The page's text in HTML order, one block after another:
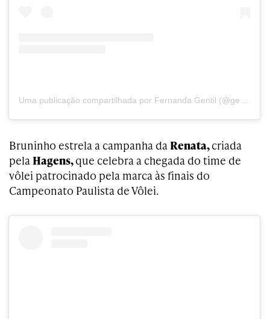
Bruninho estrela a campanha da Renata,criada
pela Hagens,que celebra a chegada do time de
vôlei patrocinado pela marca às finais do
Campeonato Paulista de Vôlei.